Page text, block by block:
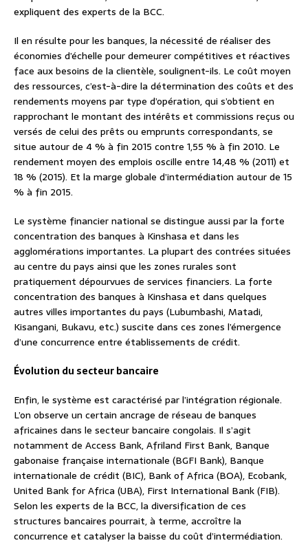
expliquent des experts de la BCC.
Il en résulte pour les banques, la nécessité de réaliser des
économies d’échelle pour demeurer compétitives et réactives
face aux besoins de la clientèle, soulignent-ils. Le coût moyen
des ressources, c’est-à-dire la détermination des coûts et des
rendements moyens par type d’opération, qui s’obtient en
rapprochant le montant des intérêts et commissions reçus ou
versés de celui des prêts ou emprunts correspondants, se
situe autour de 4 % à fin 2015 contre 1,55 % à fin 2010. Le
rendement moyen des emplois oscille entre 14,48 % (2011) et
18 % (2015). Et la marge globale d’intermédiation autour de 15
% à fin 2015.
Le système financier national se distingue aussi par la forte
concentration des banques à Kinshasa et dans les
agglomérations importantes. La plupart des contrées situées
au centre du pays ainsi que les zones rurales sont
pratiquement dépourvues de services financiers. La forte
concentration des banques à Kinshasa et dans quelques
autres villes importantes du pays (Lubumbashi, Matadi,
Kisangani, Bukavu, etc.) suscite dans ces zones l’émergence
d’une concurrence entre établissements de crédit.
Évolution du secteur bancaire
Enfin, le système est caractérisé par l’intégration régionale.
L’on observe un certain ancrage de réseau de banques
africaines dans le secteur bancaire congolais. Il s’agit
notamment de Access Bank, Afriland First Bank, Banque
gabonaise française internationale (BGFI Bank), Banque
internationale de crédit (BIC), Bank of Africa (BOA), Ecobank,
United Bank for Africa (UBA), First International Bank (FIB).
Selon les experts de la BCC, la diversification de ces
structures bancaires pourrait, à terme, accroître la
concurrence et catalyser la baisse du coût d’intermédiation.